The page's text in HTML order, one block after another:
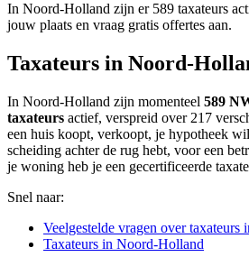
In Noord-Holland zijn er 589 taxateurs
jouw plaats en vraag gratis offertes aan.
Taxateurs in Noord-
In Noord-Holland zijn momenteel 589
taxateurs actief, verspreid over 217
een huis koopt, verkoopt, je hypotheek
scheiding achter de rug hebt, voor een
je woning heb je een gecertificeerde
Snel naar:
Veelgestelde vragen over
Taxateurs in Noord-Holland